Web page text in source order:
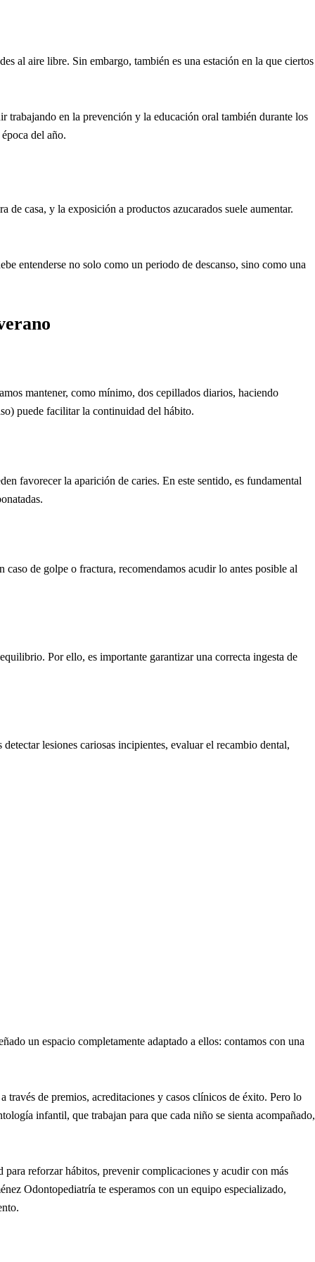
al aire libre. Sin embargo, también es una estación en la que ciertos
trabajando en la prevención y la educación oral también durante los
del año.
casa, y la exposición a productos azucarados suele aumentar.
entenderse no solo como un periodo de descanso, sino como una
mantener, como mínimo, dos cepillados diarios, haciendo
puede facilitar la continuidad del hábito.
favorecer la aparición de caries. En este sentido, es fundamental
de golpe o fractura, recomendamos acudir lo antes posible al
Por ello, es importante garantizar una correcta ingesta de
lesiones cariosas incipientes, evaluar el recambio dental,
un espacio completamente adaptado a ellos: contamos con una
través de premios, acreditaciones y casos clínicos de éxito. Pero lo
infantil, que trabajan para que cada niño se sienta acompañado,
reforzar hábitos, prevenir complicaciones y acudir con más
Odontopediatría te esperamos con un equipo especializado,